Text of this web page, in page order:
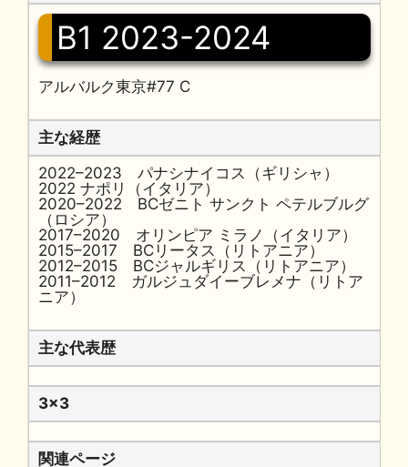
B1 2023-2024
アルバルク東京#77 C
主な経歴
2022–2023 パナシナイコス（ギリシャ）
2022 ナポリ（イタリア）
2020–2022 BCゼニト サンクト ペテルブルグ
（ロシア）
2017–2020 オリンピア ミラノ（イタリア）
2015–2017 BCリータス（リトアニア）
2012–2015 BCジャルギリス（リトアニア）
2011–2012 ガルジュダイーブレメナ（リトア
ニア）
主な代表歴
3x3
関連ページ